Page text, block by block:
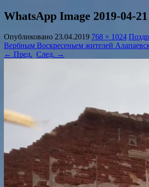
WhatsApp Image 2019-04-
Опубликовано 23.04.2019 768 × 1024
Вербным Воскресеньем жителей
← Пред. След. →